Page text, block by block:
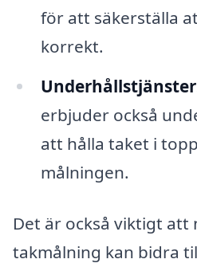
för att säkerställa
korrekt.
erbjuder också
att hålla taket i
målningen.
Det är också viktigt att
takmålning kan bidra